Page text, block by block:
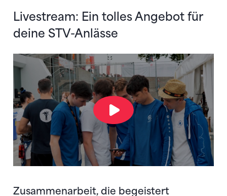
Livestream: Ein tolles Angebot für
deine STV-Anlässe
Zusammenarbeit, die begeistert